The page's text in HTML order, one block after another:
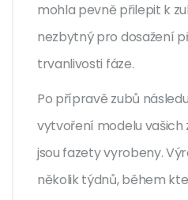
mohla pevně přilepit k
nezbytný pro dosažení
trvanlivosti fáze.
Po přípravě zubů
vytvoření modelu vašich
jsou fazety vyrobeny.
několik týdnů, během